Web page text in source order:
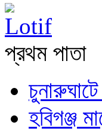
প্রথম পাতা
হবিগঞ্জ